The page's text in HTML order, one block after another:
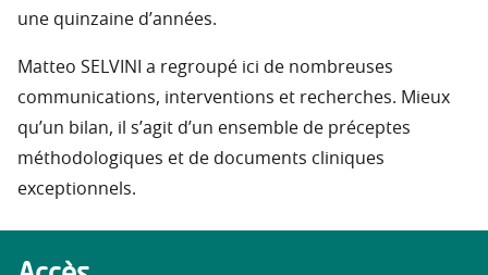
une quinzaine d’années.
Matteo SELVINI a regroupé ici de nombreuses
communications, interventions et recherches. Mieux
qu’un bilan, il s’agit d’un ensemble de préceptes
méthodologiques et de documents cliniques
exceptionnels.